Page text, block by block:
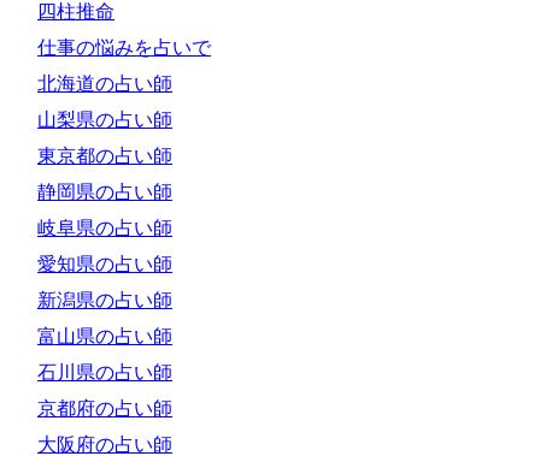
四柱推命
仕事の悩みを占いで
北海道の占い師
山梨県の占い師
東京都の占い師
静岡県の占い師
岐阜県の占い師
愛知県の占い師
新潟県の占い師
富山県の占い師
石川県の占い師
京都府の占い師
大阪府の占い師